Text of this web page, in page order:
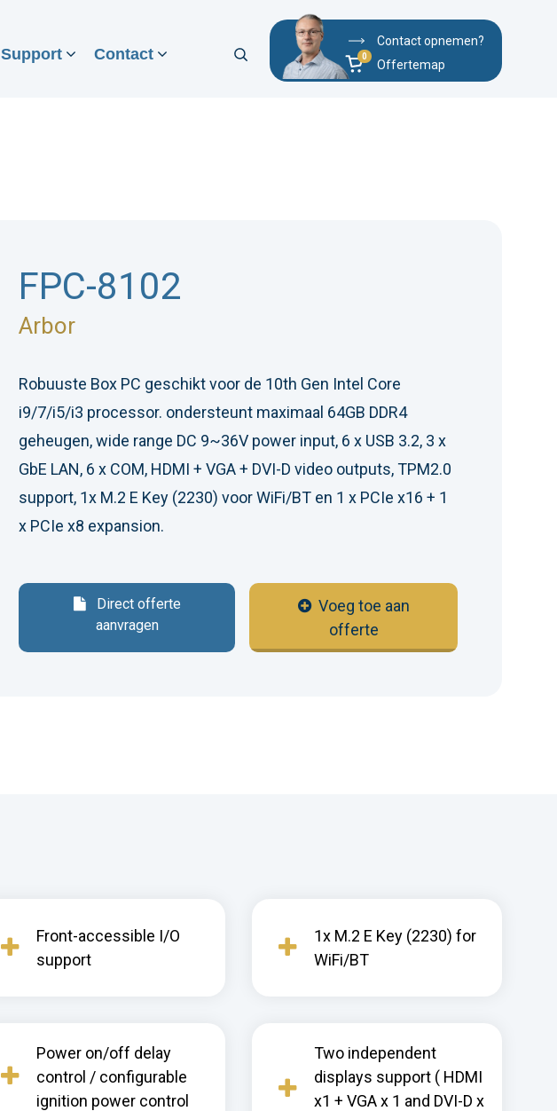
Support Contact
Contact opnemen?
Offertemap
FPC-8102
Arbor
Robuuste Box PC geschikt voor de 10th Gen Intel Core
i9/7/i5/i3 processor. ondersteunt maximaal 64GB DDR4
geheugen, wide range DC 9~36V power input, 6 x USB 3.2, 3 x
GbE LAN, 6 x COM, HDMI + VGA + DVI-D video outputs, TPM2.0
support, 1x M.2 E Key (2230) voor WiFi/BT en 1 x PCIe x16 + 1
x PCIe x8 expansion.
Direct offerte
aanvragen
Voeg toe aan
offerte
Front-accessible I/O
support
1x M.2 E Key (2230) for
WiFi/BT
Power on/off delay
control / configurable
ignition power control
Two independent
displays support ( HDMI
x1 + VGA x 1 and DVI-D x